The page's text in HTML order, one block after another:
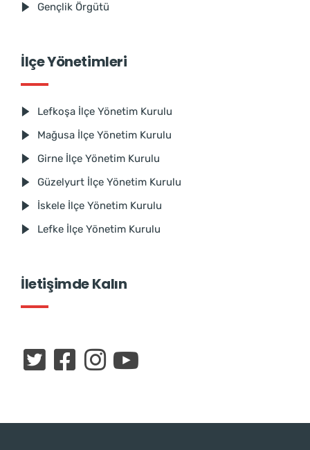
Gençlik Örgütü
İlçe Yönetimleri
Lefkoşa İlçe Yönetim Kurulu
Mağusa İlçe Yönetim Kurulu
Girne İlçe Yönetim Kurulu
Güzelyurt İlçe Yönetim Kurulu
İskele İlçe Yönetim Kurulu
Lefke İlçe Yönetim Kurulu
İletişimde Kalın